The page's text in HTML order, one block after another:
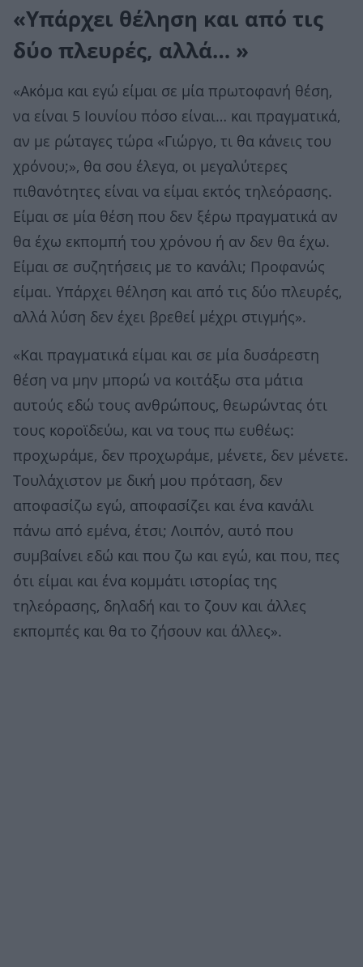
«Υπάρχει θέληση και από τις
δύο πλευρές, αλλά… »
«Ακόμα και εγώ είμαι σε μία πρωτοφανή θέση,
να είναι 5 Ιουνίου πόσο είναι… και πραγματικά,
αν με ρώταγες τώρα «Γιώργο, τι θα κάνεις του
χρόνου;», θα σου έλεγα, οι μεγαλύτερες
πιθανότητες είναι να είμαι εκτός τηλεόρασης.
Είμαι σε μία θέση που δεν ξέρω πραγματικά αν
θα έχω εκπομπή του χρόνου ή αν δεν θα έχω.
Είμαι σε συζητήσεις με το κανάλι; Προφανώς
είμαι. Υπάρχει θέληση και από τις δύο πλευρές,
αλλά λύση δεν έχει βρεθεί μέχρι στιγμής».
«Και πραγματικά είμαι και σε μία δυσάρεστη
θέση να μην μπορώ να κοιτάξω στα μάτια
αυτούς εδώ τους ανθρώπους, θεωρώντας ότι
τους κοροϊδεύω, και να τους πω ευθέως:
προχωράμε, δεν προχωράμε, μένετε, δεν μένετε.
Τουλάχιστον με δική μου πρόταση, δεν
αποφασίζω εγώ, αποφασίζει και ένα κανάλι
πάνω από εμένα, έτσι; Λοιπόν, αυτό που
συμβαίνει εδώ και που ζω και εγώ, και που, πες
ότι είμαι και ένα κομμάτι ιστορίας της
τηλεόρασης, δηλαδή και το ζουν και άλλες
εκπομπές και θα το ζήσουν και άλλες».